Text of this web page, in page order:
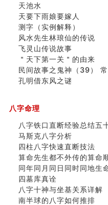
订婚就是定结婚日子吗
清朝慈禧太后命造 (名人八
玄空本义 (三)
飞灵山传说故事
命理解说：想请问什么时
商舖選址的風水講究 (下)
吉凶神跳上大运时的断法
家居常見風水形煞及化解
玄空本义 (二)
大門風水五大禁忌！大門
出现这几种面相桃花泛
寓意好的五行属水的汉字
玄空本义 (一)
＂天下第一关＂的由来
无名指长的人有艺术天赋
六爻測住宅風水 (三)
別再一知半解！正解住宅
《盲派命理》 ( 十六）
天池水
天要下雨娘要嫁人
测字（实例解释）
风水先生林琅仙的传说
飞灵山传说故事
＂天下第一关＂的由来
民间故事之鬼神（39）
孔明借东风之谜
八字命理
八字铁口直断经验总结五
马斯克八字分析
四柱八字快速直断技法
算命先生都不外传的算命
同年同月同日同时同地
四墓库真诠
八字十神与坐基关系详解
南半球的八字如何推排